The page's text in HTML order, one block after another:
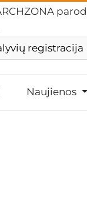
registracija
Naujienos